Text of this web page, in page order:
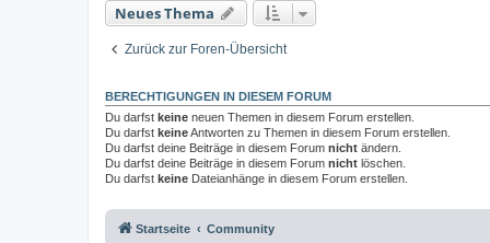
Neues Thema
Zurück zur Foren-Übersicht
BERECHTIGUNGEN IN DIESEM FORUM
Du darfst keine neuen Themen in diesem Forum erstellen.
Du darfst keineAntworten zu Themen in diesem Forum erstellen.
Du darfst deine Beiträge in diesem Forum nicht ändern.
Du darfst deine Beiträge in diesem Forum nicht löschen.
Du darfst keine Dateianhänge in diesem Forum erstellen.
Startseite Community